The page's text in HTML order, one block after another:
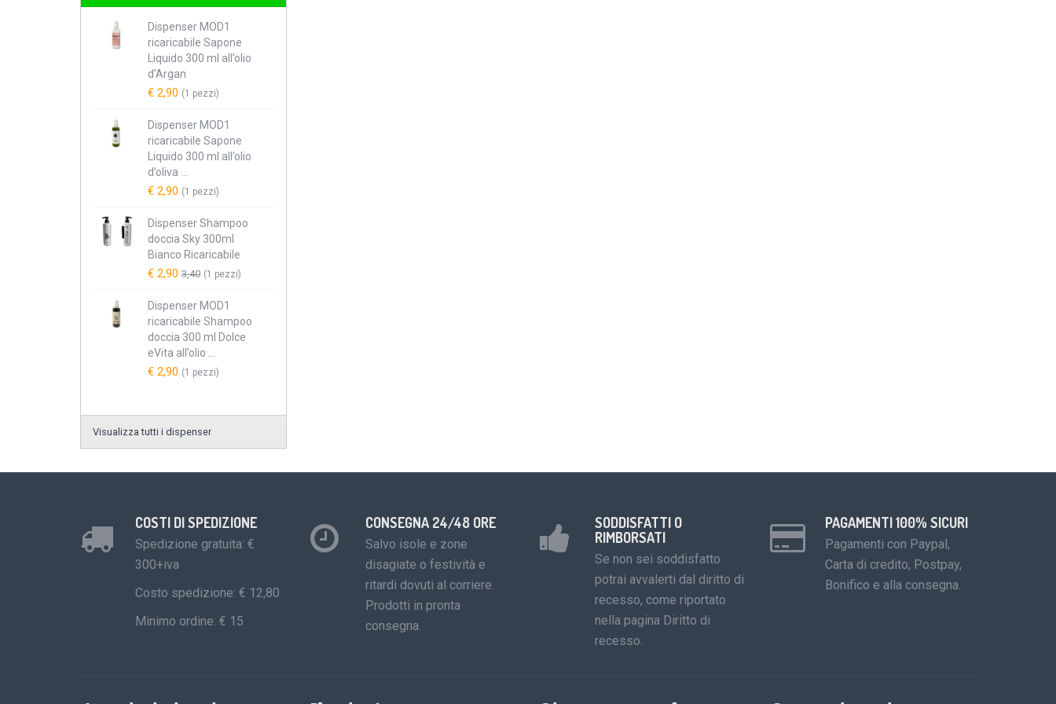
Dispenser MOD1
ricaricabile Sapone
Liquido 300 ml all’olio
d’Argan
€ 2,90 (1 pezzi)
Dispenser MOD1
ricaricabile Sapone
Liquido 300 ml all’olio
d’oliva ...
€ 2,90 (1 pezzi)
Dispenser Shampoo
doccia Sky 300ml
Bianco Ricaricabile
€ 2,90 3,40 (1 pezzi)
Dispenser MOD1
ricaricabile Shampoo
doccia 300 ml Dolce
eVita all’olio ...
€ 2,90 (1 pezzi)
Visualizza tutti i dispenser
COSTI DI SPEDIZIONE
Spedizione gratuita: €
300+iva
Costo spedizione: € 12,80
Minimo ordine: € 15
CONSEGNA 24/48 ORE
Salvo isole e zone
disagiate o festività e
ritardi dovuti al corriere.
Prodotti in pronta
consegna.
SODDISFATTI O
RIMBORSATI
Se non sei soddisfatto
potrai avvalerti dal diritto di
recesso, come riportato
nella pagina Diritto di
recesso.
PAGAMENTI 100% SICURI
Pagamenti con Paypal,
Carta di credito, Postpay,
Bonifico e alla consegna.